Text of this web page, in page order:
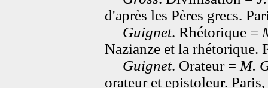
d'après les Pères grecs.
Guignet. Rhétorique =
Nazianze et la rhétorique.
Guignet. Orateur = M.
orateur et epistoleur.